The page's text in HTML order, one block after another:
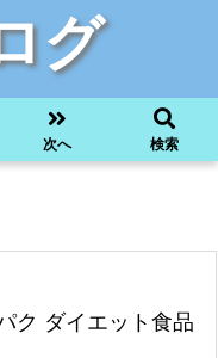
グ
次へ 検索
ク ダイエット食品